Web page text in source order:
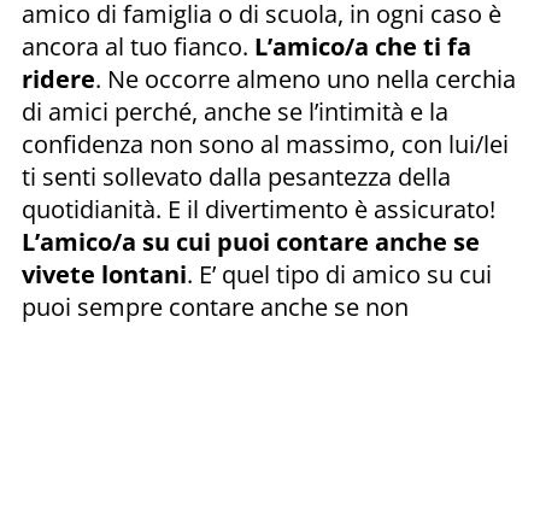
amico di famiglia o di scuola, in ogni caso è
ancora al tuo fianco. L’amico/a che ti fa
ridere. Ne occorre almeno uno nella cerchia
di amici perché, anche se l’intimità e la
confidenza non sono al massimo, con lui/lei
ti senti sollevato dalla pesantezza della
quotidianità. E il divertimento è assicurato!
L’amico/a su cui puoi contare anche se
vivete lontani. E’ quel tipo di amico su cui
puoi sempre contare anche se non